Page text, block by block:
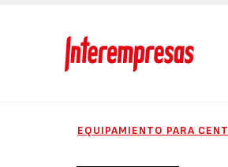
EQUIPAMIENTO PARA